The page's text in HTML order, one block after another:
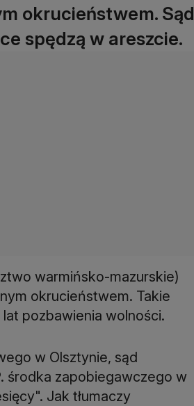
okrucieństwem. Sąd
spędzą w areszcie.
warmińsko-mazurskie)
okrucieństwem. Takie
lat pozbawienia wolności.
w Olsztynie, sąd
środka zapobiegawczego w
Jak tłumaczy